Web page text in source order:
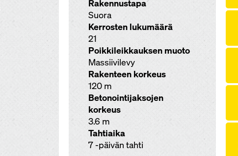
Rakennustapa
Suora
Kerrosten lukumäärä
21
Poikkileikkauksen muoto
Massiivilevy
Rakenteen korkeus
120 m
Betonointijaksojen
korkeus
3.6 m
Tahtiaika
7 -päivän tahti